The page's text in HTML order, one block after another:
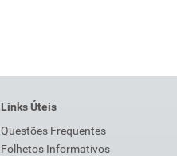
Links Úteis
Questões Frequentes
Folhetos Informativos